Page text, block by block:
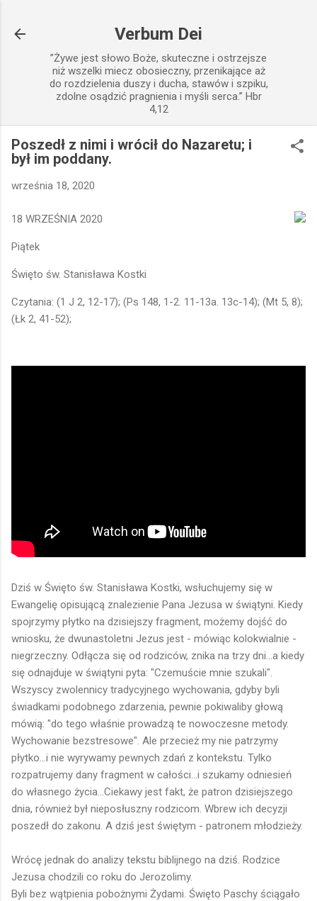
Verbum Dei
”Żywe jest słowo Boże, skuteczne i ostrzejsze
niż wszelki miecz obosieczny, przenikające aż
do rozdzielenia duszy i ducha, stawów i szpiku,
zdolne osądzić pragnienia i myśli serca.” Hbr
4,12
Poszedł z nimi i wrócił do Nazaretu; i
był im poddany.
września 18, 2020
18 WRZEŚNIA 2020
Piątek
Święto św. Stanisława Kostki
Czytania: (1 J 2, 12-17); (Ps 148, 1-2. 11-13a. 13c-14); (Mt 5, 8);
(Łk 2, 41-52);
Dziś w Święto św. Stanisława Kostki, wsłuchujemy się w
Ewangelię opisującą znalezienie Pana Jezusa w świątyni. Kiedy
spojrzymy płytko na dzisiejszy fragment, możemy dojść do
wniosku, że dwunastoletni Jezus jest - mówiąc kolokwialnie -
niegrzeczny. Odłącza się od rodziców, znika na trzy dni...a kiedy
się odnajduje w świątyni pyta: "Czemuście mnie szukali".
Wszyscy zwolennicy tradycyjnego wychowania, gdyby byli
świadkami podobnego zdarzenia, pewnie pokiwaliby głową
mówią: "do tego właśnie prowadzą te nowoczesne metody.
Wychowanie bezstresowe". Ale przecież my nie patrzymy
płytko...i nie wyrywamy pewnych zdań z kontekstu. Tylko
rozpatrujemy dany fragment w całości...i szukamy odniesień
do własnego życia...Ciekawy jest fakt, że patron dzisiejszego
dnia, również był nieposłuszny rodzicom. Wbrew ich decyzji
poszedł do zakonu. A dziś jest świętym - patronem młodzieży.
Wrócę jednak do analizy tekstu biblijnego na dziś. Rodzice
Jezusa chodzili co roku do Jerozolimy.
Byli bez wątpienia pobożnymi Żydami. Święto Paschy ściągało